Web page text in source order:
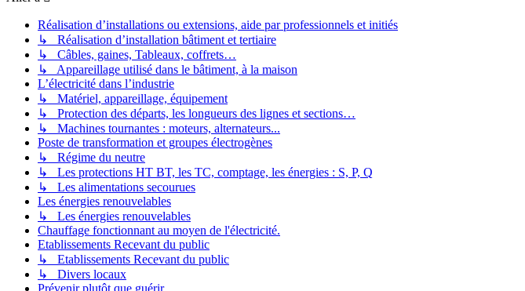
Réalisation d’installations ou extensions, aide par professionnels et initiés
↳ Réalisation d’installation bâtiment et tertiaire
↳ Câbles, gaines, Tableaux, coffrets…
↳ Appareillage utilisé dans le bâtiment, à la maison
L’électricité dans l’industrie
↳ Matériel, appareillage, équipement
↳ Protection des départs, les longueurs des lignes et sections…
↳ Machines tournantes : moteurs, alternateurs...
Poste de transformation et groupes électrogènes
↳ Régime du neutre
↳ Les protections HT BT, les TC, comptage, les énergies : S, P, Q
↳ Les alimentations secourues
Les énergies renouvelables
↳ Les énergies renouvelables
Chauffage fonctionnant au moyen de l'électricité.
Etablissements Recevant du public
↳ Etablissements Recevant du public
↳ Divers locaux